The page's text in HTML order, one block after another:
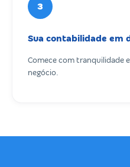
3
Sua contabilidade em
Comece com tranquilidade
negócio.